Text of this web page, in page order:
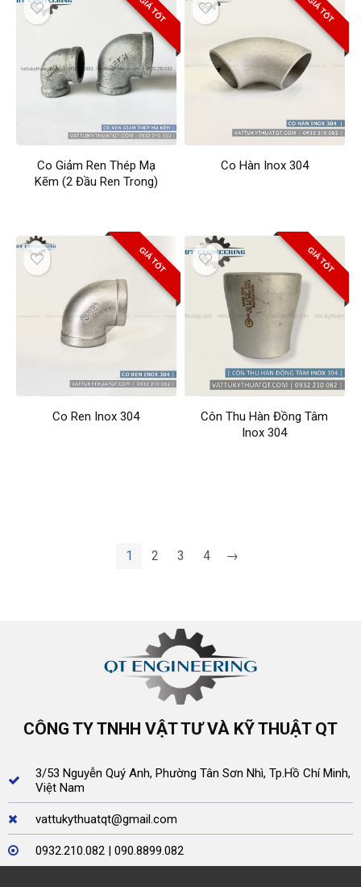
GIÁ TỐT
Co Giảm Ren Thép Mạ
Kẽm (2 Đầu Ren Trong)
GIÁ TỐT
Co Hàn Inox 304
GIÁ TỐT
Co Ren Inox 304
GIÁ TỐT
Côn Thu Hàn Đồng Tâm
Inox 304
1 2 3 4 →
CÔNG TY TNHH VẬT TƯ VÀ KỸ THUẬT QT
3/53 Nguyễn Quý Anh, Phường Tân Sơn Nhì, Tp.Hồ Chí Minh,
Việt Nam
vattukythuatqt@gmail.com
0932.210.082 | 090.8899.082